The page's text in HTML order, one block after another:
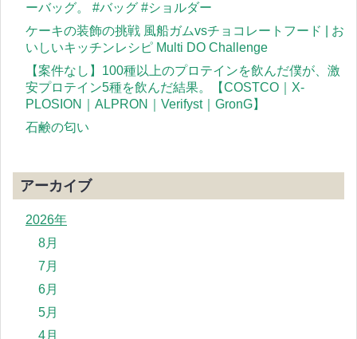
ーバッグ。 #バッグ #ショルダー
ケーキの装飾の挑戦 風船ガムvsチョコレートフード | お
いしいキッチンレシピ Multi DO Challenge
【案件なし】100種以上のプロテインを飲んだ僕が、激
安プロテイン5種を飲んだ結果。【COSTCO｜X-
PLOSION｜ALPRON｜Verifyst｜GronG】
石鹸の匂い
アーカイブ
2026年
8月
7月
6月
5月
4月